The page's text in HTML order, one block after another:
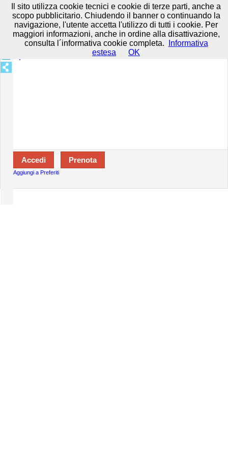
Prenota in tutta sicurezza con HTTPS All rights reserved. Privacy e
Cookie-Disclaimer-Termini d'uso
Specializzazioni:
Aggiungi a Preferiti
Il sito utilizza cookie tecnici e cookie di terze parti, anche a
scopo pubblicitario. Chiudendo il banner o continuando la
navigazione, l'utente accetta l'utilizzo di tutti i cookie. Per
maggiori informazioni, anche in ordine alla disattivazione,
consulta l´informativa cookie completa.
Informativa
estesa
OK